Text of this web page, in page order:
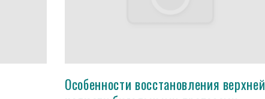
Особенности восстановления верхней